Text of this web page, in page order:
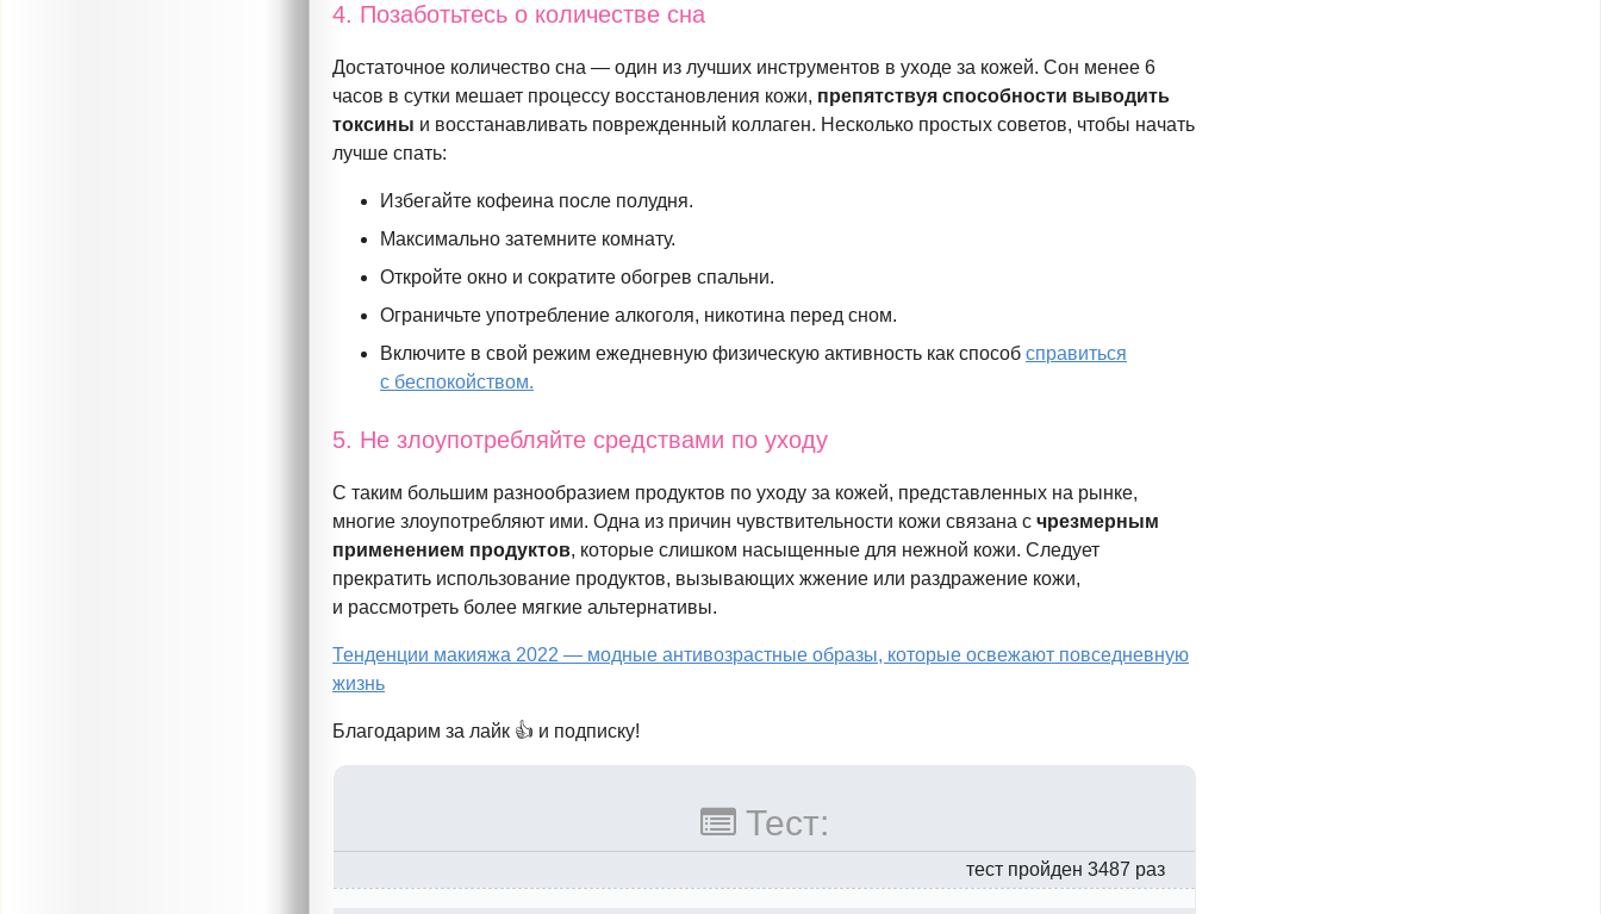
4. Позаботьтесь о количестве сна
Достаточное количество сна — один из лучших инструментов в уходе за кожей. Сон менее 6
часов в сутки мешает процессу восстановления кожи, препятствуя способности выводить
токсины и восстанавливать поврежденный коллаген. Несколько простых советов, чтобы начать
лучше спать:
Избегайте кофеина после полудня.
Максимально затемните комнату.
Откройте окно и сократите обогрев спальни.
Ограничьте употребление алкоголя, никотина перед сном.
Включите в свой режим ежедневную физическую активность как способсправиться
с беспокойством.
5. Не злоупотребляйте средствами по уходу
С таким большим разнообразием продуктов по уходу за кожей, представленных на рынке,
многие злоупотребляют ими. Одна из причин чувствительности кожи связана счрезмерным
применением продуктов, которые слишком насыщенные для нежной кожи. Следует
прекратить использование продуктов, вызывающих жжение или раздражение кожи,
и рассмотреть более мягкие альтернативы.
Тенденции макияжа 2022 — модные антивозрастные образы, которые освежают повседневную
жизнь
Благодарим за лайк 👍 и подписку!
Тест:
тест пройден 3487 раз